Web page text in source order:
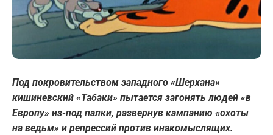
Под покровительством западного «Шерхана»
кишиневский «Табаки» пытается загонять людей «в
Европу» из-под палки, развернув кампанию «охоты
на ведьм» и репрессий против инакомыслящих.